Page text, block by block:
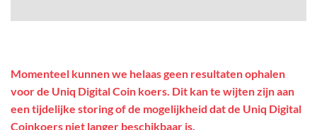
Momenteel kunnen we helaas geen resultaten ophalen
voor de Uniq Digital Coin koers. Dit kan te wijten zijn aan
een tijdelijke storing of de mogelijkheid dat de Uniq Digital
Coinkoers niet langer beschikbaar is.